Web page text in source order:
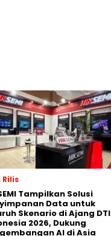
Rilis
Tampilkan Solusi
Data untuk
Skenario di Ajang DTI
2026, Dukung
AI di Asia